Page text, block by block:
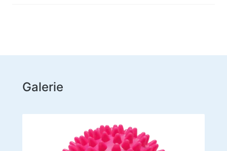
Batohy, tašky, držáky, další doplňky
Galerie